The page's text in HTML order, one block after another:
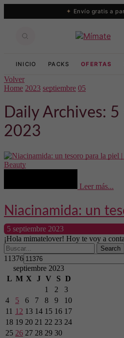
Envío gratis a
INICIO PACKS OFERTAS
Volver
Home 2023 septiembre 05
Daily Archives:
2023
Beauty
Leer más...
Niacinamida: un
5 septiembre 2023
¡Hola mimatelover! Hoy te voy a
Search
11376
septiembre 2023
L M X J V S D
1
2
3
4
5 6 7 8 9
10
11 12 13 14 15 16 17
18 19 20 21 22 23 24
25 26 27 28 29 30